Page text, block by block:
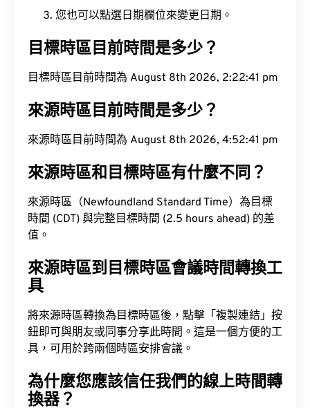
您也可以點選日期欄位來變更日期。
目標時區目前時間是多少？
目標時區目前時間為 August 8th 2026, 2:22:42 pm
來源時區目前時間是多少？
來源時區目前時間為 August 8th 2026, 4:52:42 pm
來源時區和目標時區有什麼不同？
來源時區（Newfoundland Standard Time）為目標
時間 (CDT) 與完整目標時間 (2.5 hours ahead) 的差
值。
來源時區到目標時區會議時間轉換工
具
將來源時區轉換為目標時區後，點擊「複製連結」按
鈕即可與朋友或同事分享此時間。這是一個方便的工
具，可用於跨兩個時區安排會議。
為什麼您應該信任我們的線上時間轉
換器？